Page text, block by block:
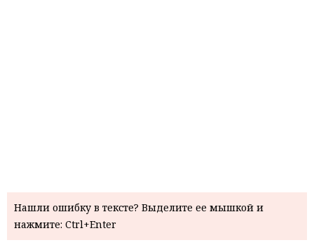
Нашли ошибку в тексте? Выделите ее мышкой и
нажмите: Ctrl+Enter